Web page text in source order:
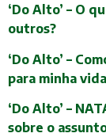
‘Do Alto’ – O
outros?
‘Do Alto’ –
para minha
‘Do Alto’ –
sobre o